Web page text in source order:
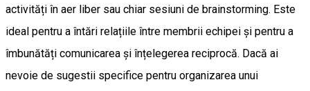
activități în aer liber sau chiar sesiuni de brainstorming. Este
ideal pentru a întări relațiile între membrii echipei și pentru a
îmbunătăți comunicarea și înțelegerea reciprocă. Dacă ai
nevoie de sugestii specifice pentru organizarea unui